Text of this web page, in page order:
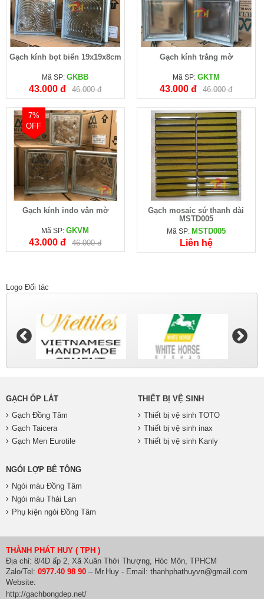
Gạch kính bọt biển 19x19x8cm
Mã SP:GKBB
43.000 đ 46.000 đ
Gạch kính trắng mờ
Mã SP: GKTM
43.000 đ 46.000 đ
7%
OFF
Gạch kính indo vân mờ
Mã SP:GKVM
43.000 đ 46.000 đ
Gạch mosaic sứ thanh dài
MSTD005
Mã SP: MSTD005
Liên hệ
Logo Đối tác
GẠCH ỐP LÁT
Gạch Đồng Tâm
Gạch Taicera
Gạch Men Eurotile
THIẾT BỊ VỆ SINH
Thiết bị vệ sinh TOTO
Thiết bị vệ sinh inax
Thiết bị vệ sinh Kanly
NGÓI LỢP BÊ TÔNG
Ngói màu Đồng Tâm
Ngói màu Thái Lan
Phụ kiện ngói Đồng Tâm
THÀNH PHÁT HUY ( TPH )
Địa chỉ: 8/4D ấp 2, Xã Xuân Thới Thượng, Hóc Môn, TPHCM
Zalo/Tel: 0977.40 98 90 – Mr.Huy - Email: thanhphathuyvn@gmail.com
Website:
http://gachbongdep.net/